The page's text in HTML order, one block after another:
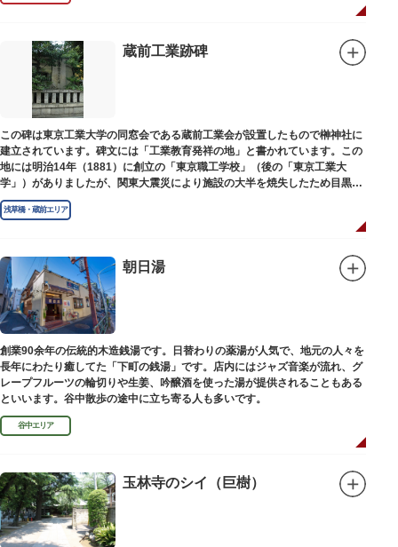
蔵前工業跡碑
この碑は東京工業大学の同窓会である蔵前工業会が設置したもので榊神社に
建立されています。碑文には「工業教育発祥の地」と書かれています。この
地には明治14年（1881）に創立の「東京職工学校」（後の「東京工業大
学」）がありましたが、関東大震災により施設の大半を焼失したため目黒に
移転しました。
浅草橋・蔵前エリア
朝日湯
創業90余年の伝統的木造銭湯です。日替わりの薬湯が人気で、地元の人々を
長年にわたり癒してた「下町の銭湯」です。店内にはジャズ音楽が流れ、グ
レープフルーツの輪切りや生姜、吟醸酒を使った湯が提供されることもある
といいます。谷中散歩の途中に立ち寄る人も多いです。
谷中エリア
玉林寺のシイ（巨樹）